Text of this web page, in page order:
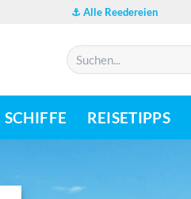
⚓ Alle Reedereien
SCHIFFE REISETIPPS